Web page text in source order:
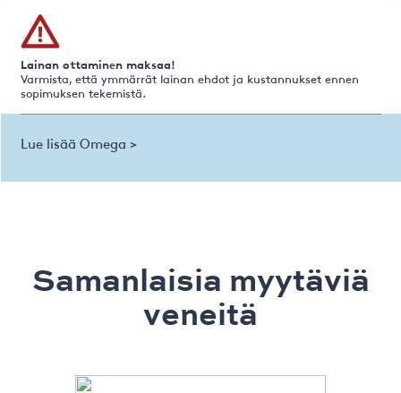
Lainan ottaminen maksaa!
Varmista, että ymmärrät lainan ehdot ja kustannukset ennen
sopimuksen tekemistä.
Lue lisää Omega >
Samanlaisia ​​myytäviä
veneitä